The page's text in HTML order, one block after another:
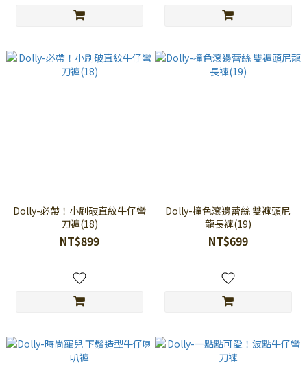
Dolly-必帶！小刷破直紋牛仔彎
刀褲(18)
NT$899
Dolly-撞色滾邊蕾絲 雙褲頭尼
龍長褲(19)
NT$699